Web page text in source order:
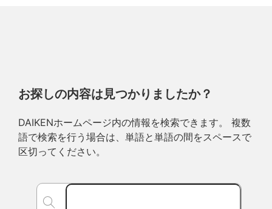
お探しの内容は見つかりましたか？
DAIKENホームページ内の情報を検索できます。 複数
語で検索を行う場合は、単語と単語の間をスペースで
区切ってください。